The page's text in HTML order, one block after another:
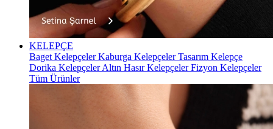
KELEPÇE
Baget KelepçelerKaburga KelepçelerTasarım Kelepçe
Dorika KelepçelerAltın Hasır KelepçelerFizyon Kelepçeler
Tüm Ürünler